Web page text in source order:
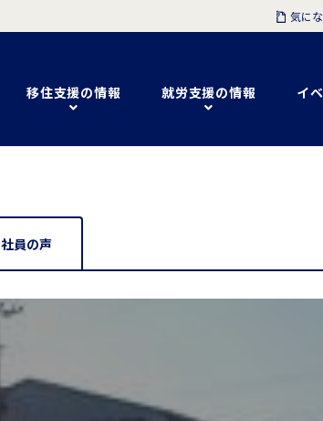
移住支援の情報 就労支援の情報 イ
気に
社員の声